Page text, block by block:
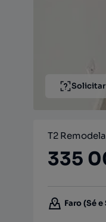
T2
335
Faro (Sé